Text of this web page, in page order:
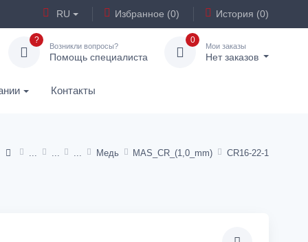
RU Избранное (0) История (0)
?
Возникли вопросы?
Помощь специалиста
0
Мои заказы
Нет заказов
Контакты
Медь MAS_CR_(1,0_mm) CR16-22-1